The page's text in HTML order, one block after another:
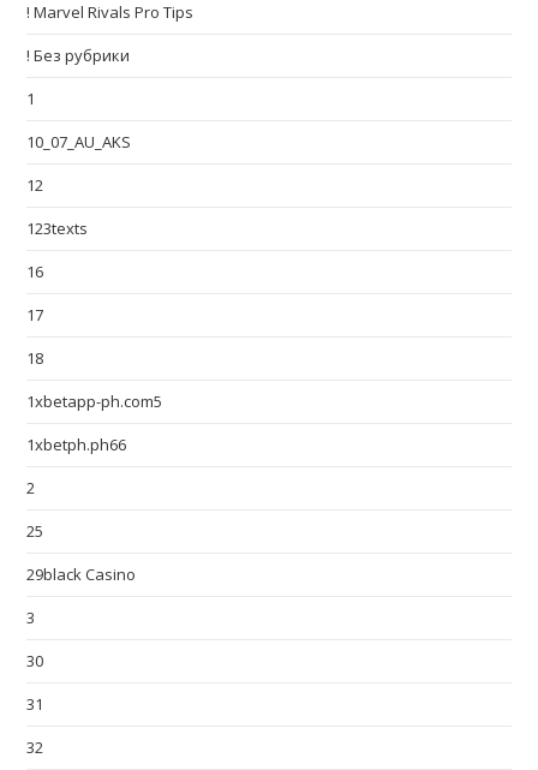
! Marvel Rivals Pro Tips
! Без рубрики
1
10_07_AU_AKS
12
123texts
16
17
18
1xbetapp-ph.com5
1xbetph.ph66
2
25
29black Casino
3
30
31
32